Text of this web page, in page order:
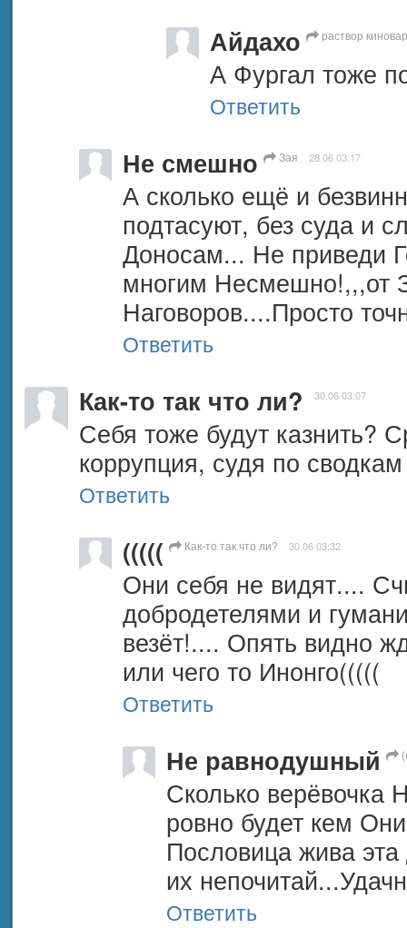
Айдахо раствор
А Фургал тоже
Ответить
Не смешно Зая 28.06 03:17
А сколько ещё и
подтасуют, без суда и
Доносам... Не приведи
многим Несмешно!,,,от
Наговоров....Просто
Ответить
Как-то так что ли? 30.06 03:07
Себя тоже будут казнить?
коррупция, судя по
Ответить
((((( Как-то так что ли? 30.06 03:32
Они себя не видят....
добродетелями и
везёт!.... Опять видно
или чего то Инонго(((((
Ответить
Не равнодушный
Сколько верёвочка
ровно будет кем
Пословица жива
их
Ответить